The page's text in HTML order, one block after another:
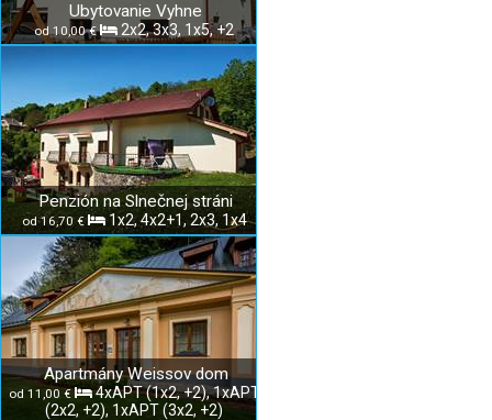
Ubytovanie Vyhne
od 10,00 € 2x2, 3x3, 1x5, +2
Penzión na Slnečnej stráni
od 16,70 € 1x2, 4x2+1, 2x3, 1x4
Apartmány Weissov dom
od 11,00 €
4xAPT (1x2, +2), 1xAPT
(2x2, +2), 1xAPT (3x2, +2)